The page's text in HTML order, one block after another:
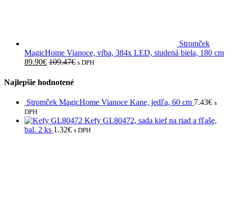
Stromček
MagicHome Vianoce, vŕba, 384x LED, studená biela, 180 cm
89.90€ 109.47€ s DPH
Najlepšie hodnotené
Stromček MagicHome Vianoce Kane, jedľa, 60 cm 7.43€ s
DPH
Kefy GL80472, sada kief na riad a fľaše,
bal. 2 ks 1.32€ s DPH